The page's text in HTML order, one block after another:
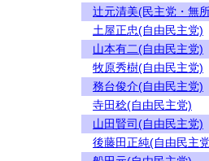
辻元清美(民主党・無
土屋正忠(自由民主党)
山本有二(自由民主党)
牧原秀樹(自由民主党)
務台俊介(自由民主党)
寺田稔(自由民主党)
山田賢司(自由民主党)
後藤田正純(自由民主